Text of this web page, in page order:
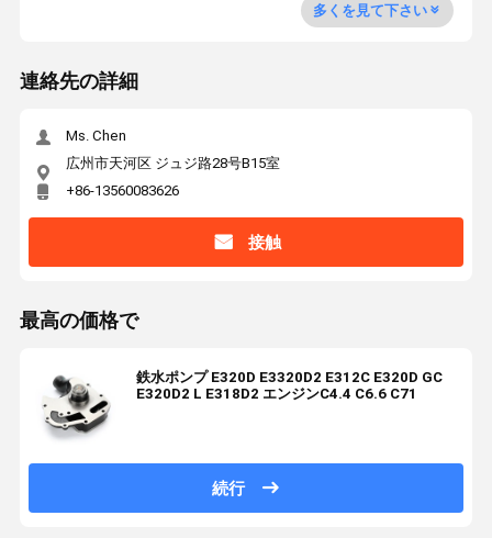
多くを見て下さい
連絡先の詳細
Ms. Chen
広州市天河区 ジュジ路28号B15室
+86-13560083626
接触
最高の価格で
鉄水ポンプ E320D E3320D2 E312C E320D GC
E320D2 L E318D2 エンジンC4.4 C6.6 C71
続行